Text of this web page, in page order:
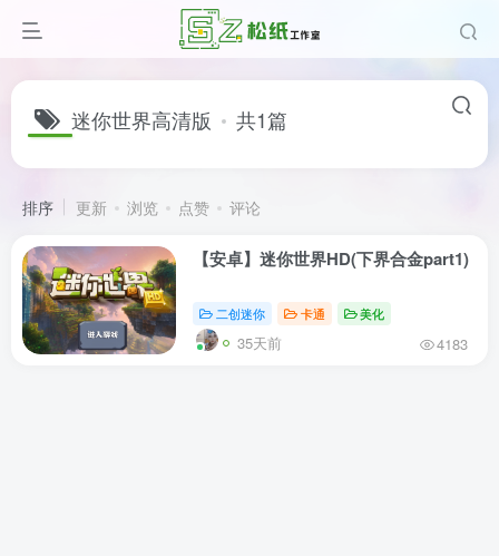
迷你世界高清版 共1篇
排序 更新 浏览 点赞 评论
【安卓】迷你世界HD(下界合金part1)
二创迷你 卡通 美化
35天前 4183